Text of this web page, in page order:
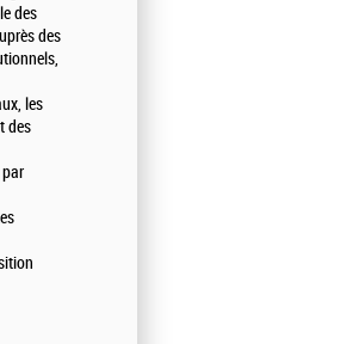
des
des
les
des